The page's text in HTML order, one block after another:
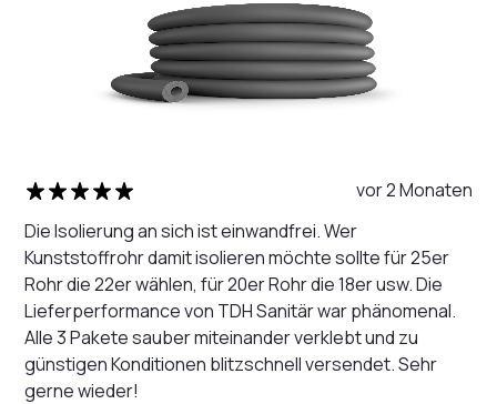
vor 2 Monaten
Die Isolierung an sich ist einwandfrei. Wer
Kunststoffrohr damit isolieren möchte sollte für 25er
Rohr die 22er wählen, für 20er Rohr die 18er usw. Die
Lieferperformance von TDH Sanitär war phänomenal.
Alle 3 Pakete sauber miteinander verklebt und zu
günstigen Konditionen blitzschnell versendet. Sehr
gerne wieder!